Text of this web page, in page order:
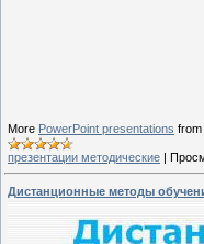
More PowerPoint presentations from
презентации методические |
Дистанционные методы